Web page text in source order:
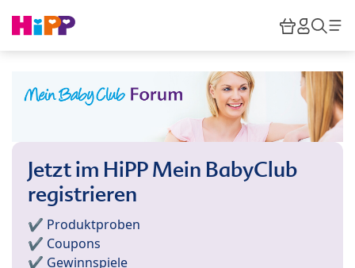
HiPP
Jetzt im HiPP Mein BabyClub
registrieren
✔️ Produktproben
✔️ Coupons
✔️ Gewinnspiele